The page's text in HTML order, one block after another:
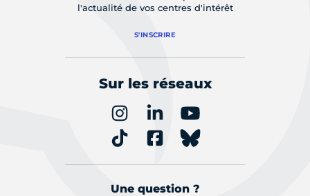
l'actualité de vos centres d'intérêt
S'INSCRIRE
Sur les réseaux
Une question ?